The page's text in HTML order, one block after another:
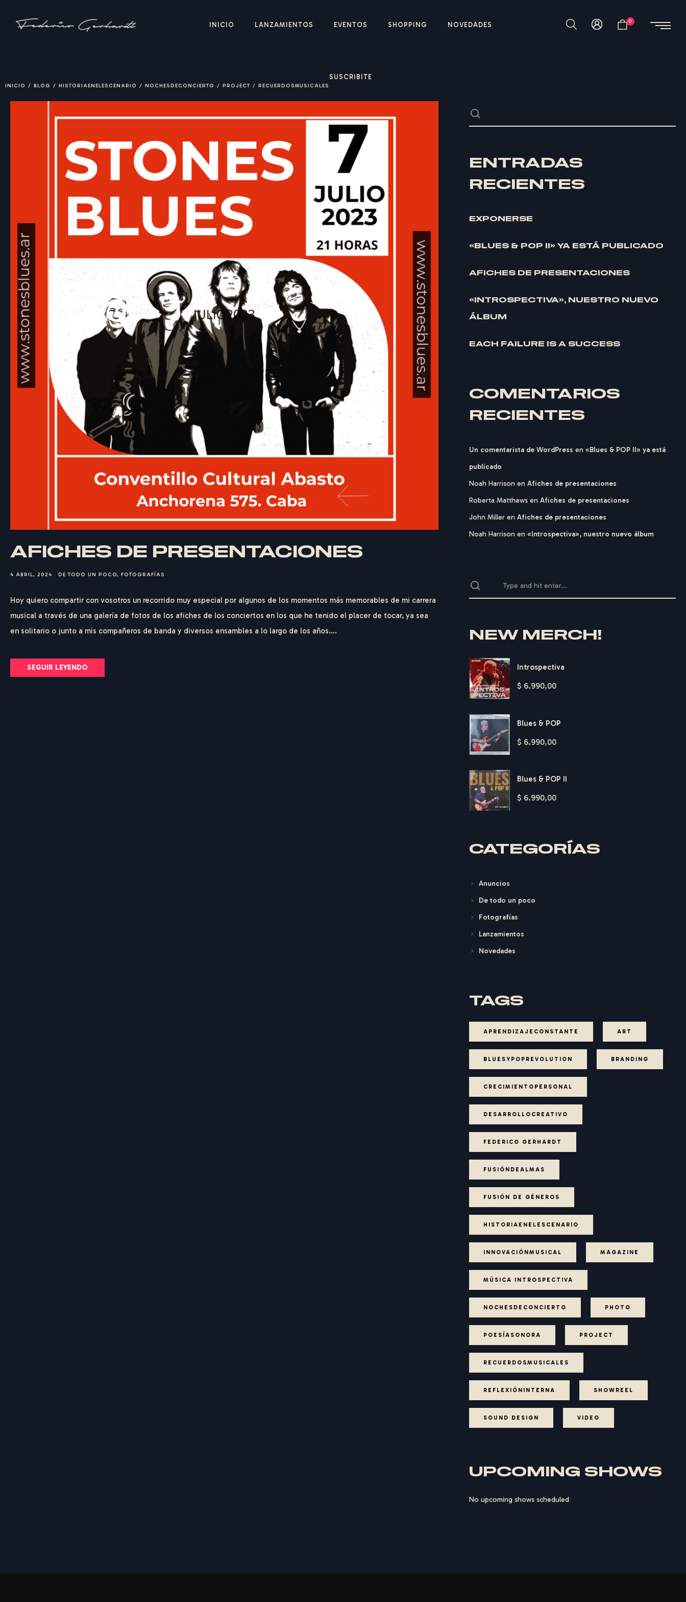
ARDT
INICIO LANZAMIENTOS EVENTOS SHOPPING NOVEDADES
SUSCRIBITE
0
INICIO / BLOG / HISTORIAENELESCENARIO / NOCHESDECONCIERTO / PROJECT / RECUERDOSMUSICALES
AFICHES DE PRESENTACIONES
4 ABRIL, 2024 DE TODO UN POCO, FOTOGRAFÍAS
Hoy quiero compartir con vosotros un recorrido muy especial por algunos de los momentos más memorables de mi carrera
musical a través de una galería de fotos de los afiches de los conciertos en los que he tenido el placer de tocar, ya sea
en solitario o junto a mis compañeros de banda y diversos ensambles a lo largo de los años....
SEGUIR LEYENDO
ENTRADAS
RECIENTES
EXPONERSE
«BLUES & POP II» YA ESTÁ PUBLICADO
AFICHES DE PRESENTACIONES
«INTROSPECTIVA», NUESTRO NUEVO
ÁLBUM
EACH FAILURE IS A SUCCESS
COMENTARIOS
RECIENTES
Un comentarista de WordPress en«Blues & POP II» ya está
publicado
Noah Harrison enAfiches de presentaciones
Roberta Matthews enAfiches de presentaciones
John Miller enAfiches de presentaciones
Noah Harrison en«Introspectiva», nuestro nuevo álbum
NEW MERCH!
Introspectiva
$ 6.990,00
Blues & POP
$ 6.990,00
Blues & POP II
$ 6.990,00
CATEGORÍAS
Anuncios
De todo un poco
Fotografías
Lanzamientos
Novedades
TAGS
APRENDIZAJECONSTANTE ART
BLUESYPOPREVOLUTION BRANDING
CRECIMIENTOPERSONAL
DESARROLLOCREATIVO
FEDERICO GERHARDT
FUSIÓNDEALMAS
FUSIÓN DE GÉNEROS
HISTORIAENELESCENARIO
INNOVACIÓNMUSICAL MAGAZINE
MÚSICA INTROSPECTIVA
NOCHESDECONCIERTO PHOTO
POESÍASONORA PROJECT
RECUERDOSMUSICALES
REFLEXIÓNINTERNA SHOWREEL
SOUND DESIGN VIDEO
UPCOMING SHOWS
No upcoming shows scheduled